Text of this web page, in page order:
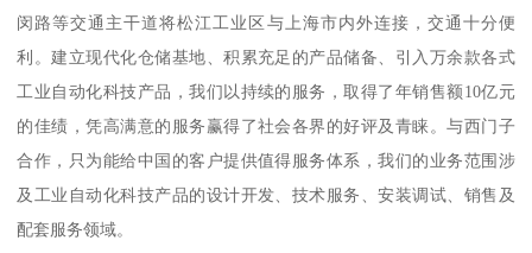
闵路等交通主干道将松江工业区与上海市内外连接，交通十分便
利。建立现代化仓储基地、积累充足的产品储备、引入万余款各式
工业自动化科技产品，我们以持续的服务，取得了年销售额10亿元
的佳绩，凭高满意的服务赢得了社会各界的好评及青睐。与西门子
合作，只为能给中国的客户提供值得服务体系，我们的业务范围涉
及工业自动化科技产品的设计开发、技术服务、安装调试、销售及
配套服务领域。